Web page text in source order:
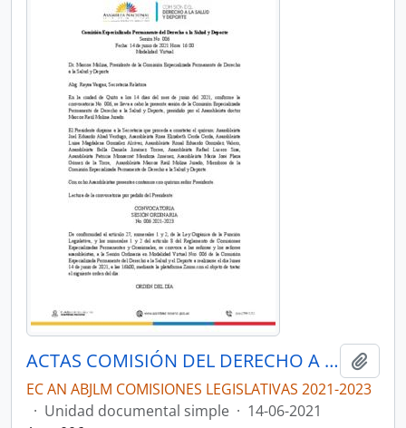
ACTAS COMISIÓN DEL DERECHO A LA SALUD Y DEPORTE
EC AN ABJLM COMISIONES LEGISLATIVAS 2021-2023
· Unidad documental simple · 14-06-2021